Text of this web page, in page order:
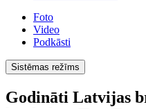
Foto
Video
Podkāsti
Sistēmas režīms
Godināti Latvijas